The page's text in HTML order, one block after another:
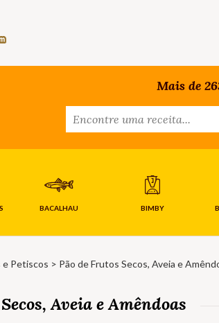
Mais de
BACALHAU BIMBY
e Petiscos > Pão de Frutos Secos, Aveia e
Aveia e Amêndoas